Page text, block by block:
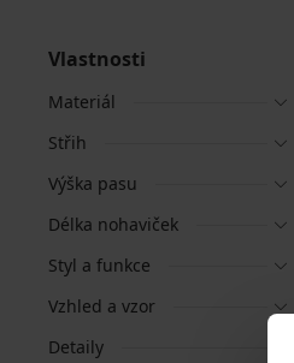
Vlastnosti
Materiál
Střih
Výška pasu
Délka nohaviček
Styl a funkce
Vzhled a vzor
Detaily